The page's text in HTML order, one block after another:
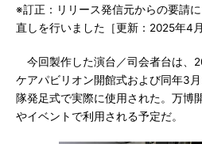
※訂正：リリース発信元からの要請
直しを行いました［更新：2025年4月
今回製作した演台／司会者台は、
ケアパビリオン開館式および同年3
隊発足式で実際に使用された。万博
やイベントで利用される予定だ。